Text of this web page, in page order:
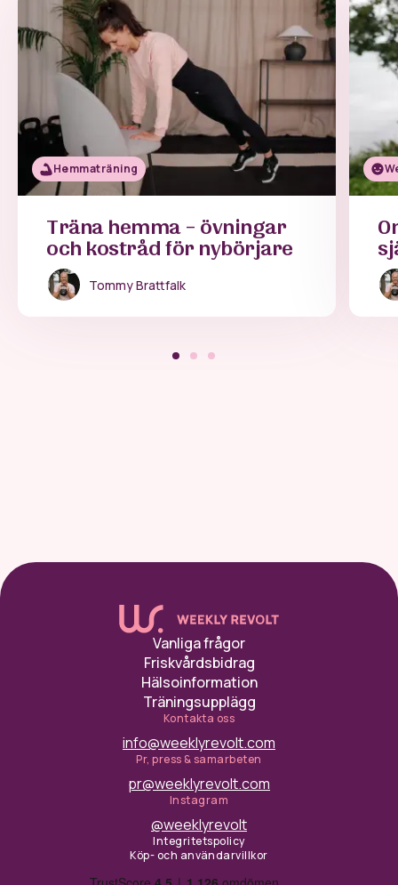
Hemmaträning
Träna hemma – övningar
och kostråd för nybörjare
Tommy Brattfalk
Vanliga frågor
Friskvårdsbidrag
Hälsoinformation
Träningsupplägg
Kontakta oss
info@weeklyrevolt.com
Pr, press & samarbeten
pr@weeklyrevolt.com
Instagram
@weeklyrevolt
Integritetspolicy
Köp- och användarvillkor